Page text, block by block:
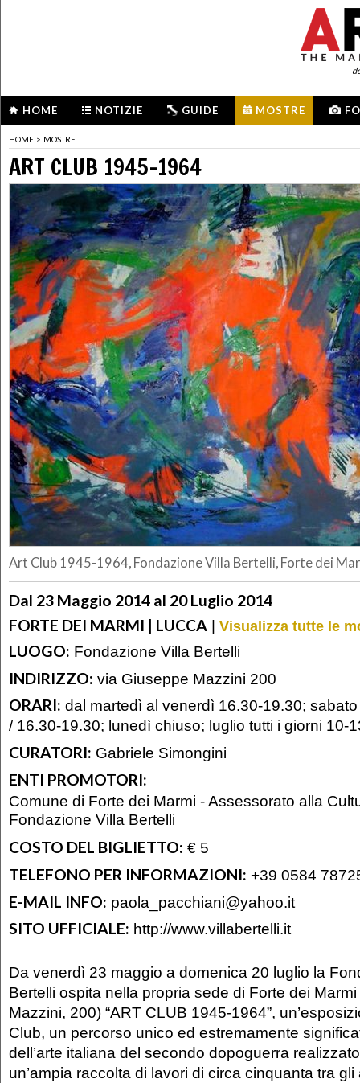
HOME NOTIZIE GUIDE MOSTRE
HOME > MOSTRE
ART CLUB 1945-1964
Art Club 1945-1964, Fondazione Villa Bertelli, Forte dei
Dal 23 Maggio 2014 al 20 Luglio 2014
FORTE DEI MARMI | LUCCA | Visualizza tutte le
LUOGO: Fondazione Villa Bertelli
INDIRIZZO: via Giuseppe Mazzini 200
ORARI: dal martedì al venerdì 16.30-19.30;
/ 16.30-19.30; lunedì chiuso; luglio tutti i giorni 10-
CURATORI: Gabriele Simongini
ENTI PROMOTORI:
Comune di Forte dei Marmi - Assessorato alla
Fondazione Villa Bertelli
COSTO DEL BIGLIETTO: € 5
TELEFONO PER INFORMAZIONI: +39 0584
E-MAIL INFO: paola_pacchiani@yahoo.it
SITO UFFICIALE: http://www.villabertelli.it
Da venerdì 23 maggio a domenica 20 luglio la
Bertelli ospita nella propria sede di Forte dei
Mazzini, 200) “ART CLUB 1945-1964”,
Club, un percorso unico ed estremamente
dell’arte italiana del secondo dopoguerra
un’ampia raccolta di lavori di circa cinquanta tra